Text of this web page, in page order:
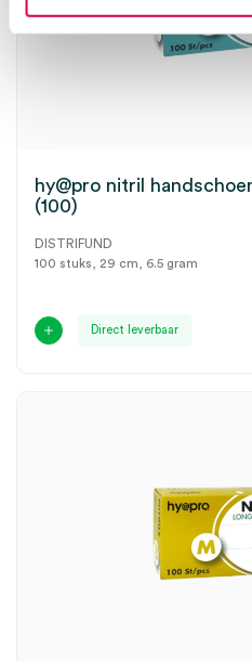
hy@pro nitril
(100)
DISTRIFUND
100 stuks, 29 cm, 6.5 gram
Direct leverbaar